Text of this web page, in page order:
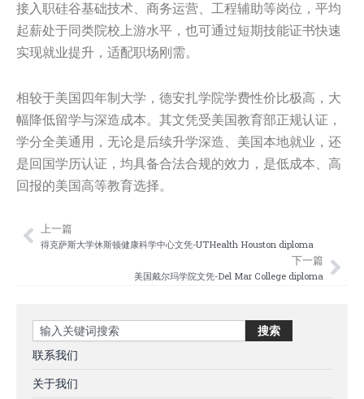
接入职硅谷基础技术、商务运营、工程辅助等岗位，平均
起薪处于同类院校上游水平，也可通过短期技能证书快速
实现就业提升，适配职场刚需。
相较于美国四年制大学，德安扎学院学费性价比极高，大
幅降低留学与深造成本。其文凭受美国教育部正规认证，
学分全美通用，无论是后续升学深造、美国本地就业，还
是回国学历认证，均具备合法合规的效力，是低成本、高
回报的美国高等教育选择。
Prev
上一篇
得克萨斯大学休斯顿健康科学中心文凭-UTHealth Houston diploma
下一篇
美国戴尔玛学院文凭-Del Mar College diploma
Search 搜索
联系我们
关于我们